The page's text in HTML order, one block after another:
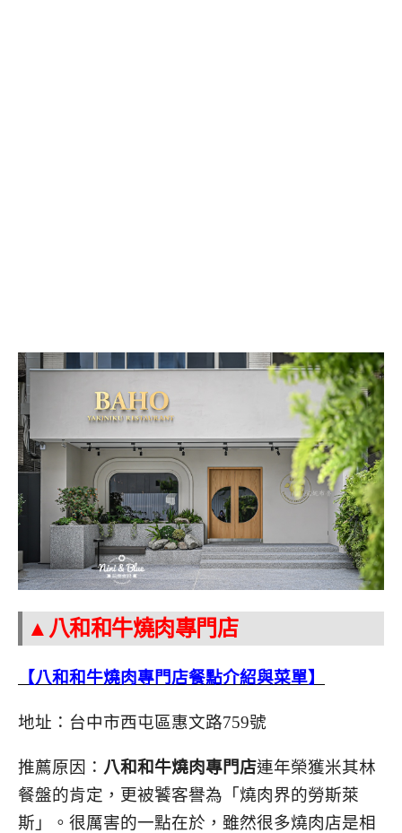
▲八和和牛燒肉專門店
【八和和牛燒肉專門店餐點介紹與菜單】
地址：台中市西屯區惠文路759號
推薦原因： 八和和牛燒肉專門店連年榮獲米其林
餐盤的肯定，更被饕客譽為「燒肉界的勞斯萊
斯」。很厲害的一點在於，雖然很多燒肉店是相